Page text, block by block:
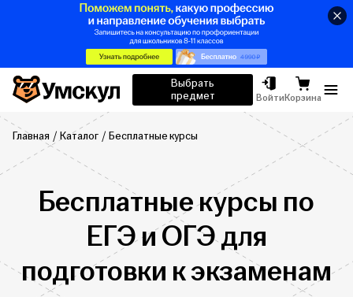
Умскул
Выбрать
предмет
ВойтиКорзина
Главная Каталог Бесплатные курсы
Бесплатные курсы по
ЕГЭ и ОГЭ для
подготовки к экзаменам